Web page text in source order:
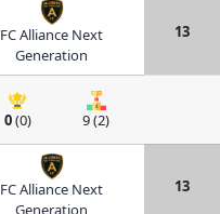
FC Alliance Next
Generation
13
0(0) 9 (2)
FC Alliance Next
Generation
13